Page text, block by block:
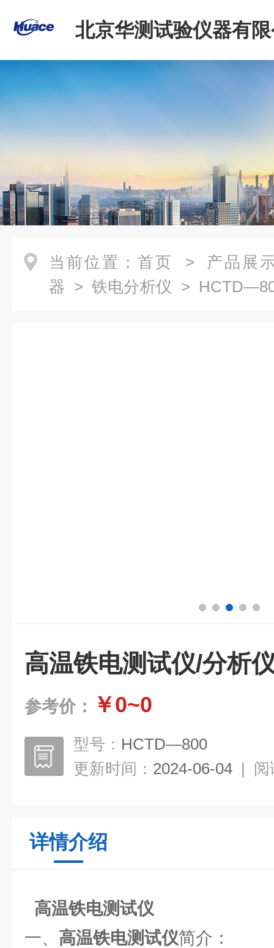
北京华测试验仪器有
当前位置： 首页 > 产品展
器 > 铁电分析仪 >
高温铁电测试仪/分析
参考价： ￥0~0
型号： HCTD—800
更新时间： 2024-06-04 | 阅
详情介绍
高温铁电测试仪
一、 高温铁电测试仪简介：